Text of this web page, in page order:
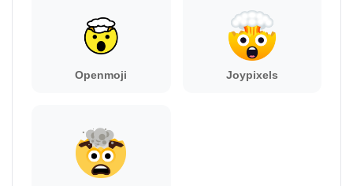
Openmoji Joypixels